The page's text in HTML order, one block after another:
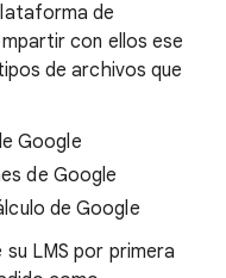
de
con ellos ese
de archivos que
Google
de Google
de Google
LMS por primera